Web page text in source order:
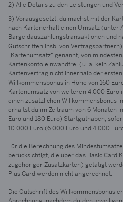
2) Alle Details zu den Leistungen und
3) Vorausgesetzt, du machst mit der
nach Kartenerhalt einen Umsatz (unter
Bargeldauszahlungstransaktionen und
Gutschriften insb. von
„Kartenumsatz“ genannt, von
Kartenkonto einwandfrei (u. a. kein
Kartenvertrag nicht innerhalb der
Willkommensbonus in Höhe von 160
Kartenumsatz von weiteren 4.000 Euro
einen zusätzlichen Willkommensbonus
erhältst du im Zeitraum von 6 Monaten
Euro und 180 Euro) Startguthaben,
10.000 Euro (6.000 Euro und 4.000
Für die Berechnung des
berücksichtigt, die über das Basic Card
zugehöriger Zusatzkarten) getätigt
Plus Card werden nicht angerechnet.
Die Gutschrift des Willkommensbonus